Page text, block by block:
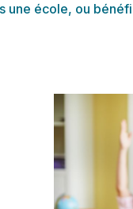
une école, ou